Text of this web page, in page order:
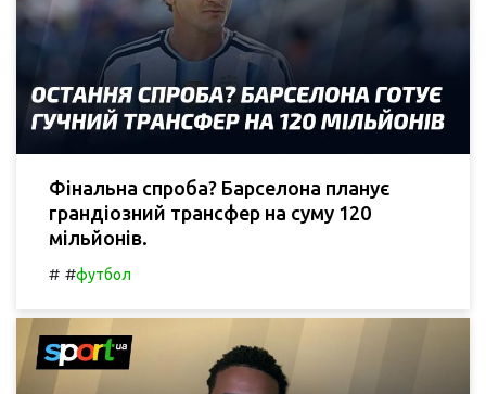
Фінальна спроба? Барселона планує
грандіозний трансфер на суму 120
мільйонів.
# #футбол